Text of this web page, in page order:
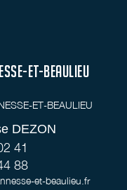
ET-BEAULIEU
ET-BEAULIEU
DEZON
41
88
et-beaulieu.fr